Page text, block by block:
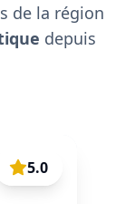
de la région
depuis
5.0